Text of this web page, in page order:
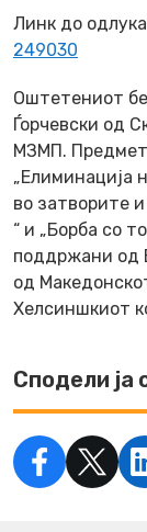
Линк до
249030
Оштетениот
Ѓорчевски од
МЗМП.
„Елиминација
во затворите
“ и „Борба со
поддржани од
од
Хелсиншкиот
Сподели ја